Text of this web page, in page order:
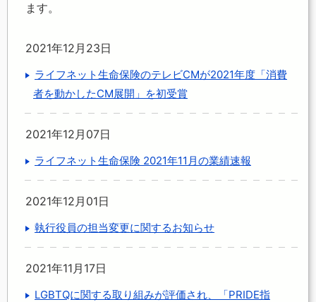
ます。
2021年12月23日
ライフネット生命保険のテレビCMが2021年度「消費
者を動かしたCM展開」を初受賞
2021年12月07日
ライフネット生命保険 2021年11月の業績速報
2021年12月01日
執行役員の担当変更に関するお知らせ
2021年11月17日
LGBTQに関する取り組みが評価され、「PRIDE指